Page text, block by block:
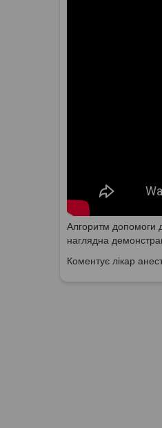
Алгоритм допомоги
наглядна
Коментує лікар